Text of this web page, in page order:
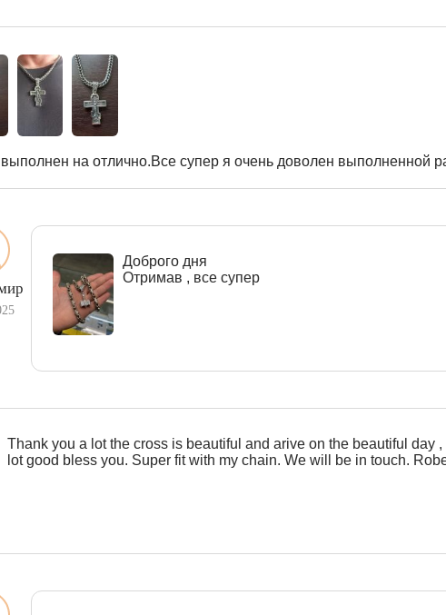
на отлично.Все супер я очень доволен выполненной
Доброго дня
Отримав , все супер
Тhank you a lot the cross is beautiful and arive on the beautiful day ,
lot good bless you. Super fit with my chain. We will be in touch.